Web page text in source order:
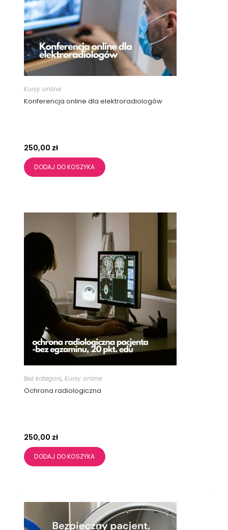
Kursy online
Konferencja online dla elektroradiologów
250,00 zł
DODAJ DO KOSZYKA
Bez kategorii,Kursy online
Ochrona radiologiczna
250,00 zł
DODAJ DO KOSZYKA